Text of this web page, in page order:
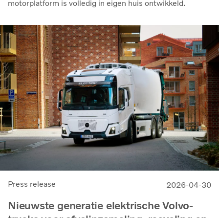
motorplatform is volledig in eigen huis ontwikkeld.
Press release 2026-04-30
Nieuwste generatie elektrische Volvo-